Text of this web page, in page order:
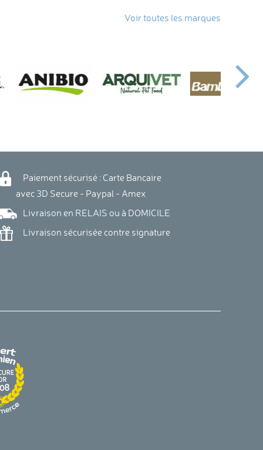
Voir toutes les marques
Paiement sécurisé : Carte Bancaire
3D Secure - Paypal - Amex
Livraison en RELAIS ou à DOMICILE
Livraison sécurisée contre signature